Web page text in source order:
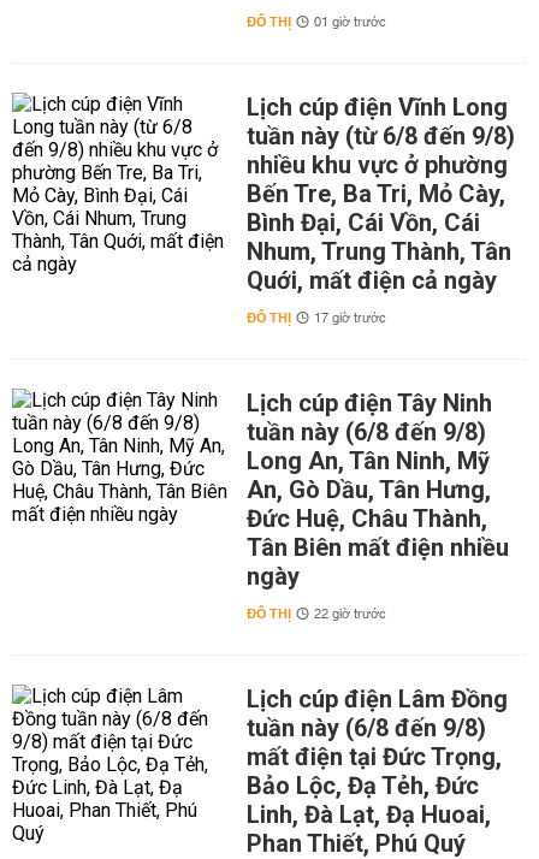
ĐÔ THỊ 01 giờ trước
Lịch cúp điện Vĩnh Long
tuần này (từ 6/8 đến 9/8)
nhiều khu vực ở phường
Bến Tre, Ba Tri, Mỏ Cày,
Bình Đại, Cái Vồn, Cái
Nhum, Trung Thành, Tân
Quới, mất điện cả ngày
ĐÔ THỊ 17 giờ trước
Lịch cúp điện Tây Ninh
tuần này (6/8 đến 9/8)
Long An, Tân Ninh, Mỹ
An, Gò Dầu, Tân Hưng,
Đức Huệ, Châu Thành,
Tân Biên mất điện nhiều
ngày
ĐÔ THỊ 22 giờ trước
Lịch cúp điện Lâm Đồng
tuần này (6/8 đến 9/8)
mất điện tại Đức Trọng,
Bảo Lộc, Đạ Tẻh, Đức
Linh, Đà Lạt, Đạ Huoai,
Phan Thiết, Phú Quý